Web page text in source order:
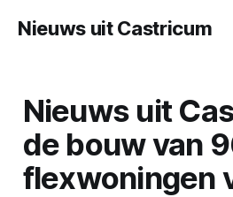
Nieuws uit Castricum
Nieuws uit
de bouw van
flexwoningen